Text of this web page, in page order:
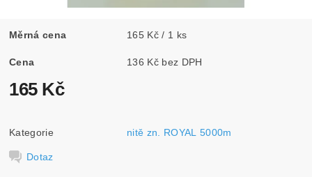
Měrná cena 165 Kč / 1 ks
Cena 136 Kč bez DPH
165 Kč
Kategorie nitě zn. ROYAL 5000m
Dotaz